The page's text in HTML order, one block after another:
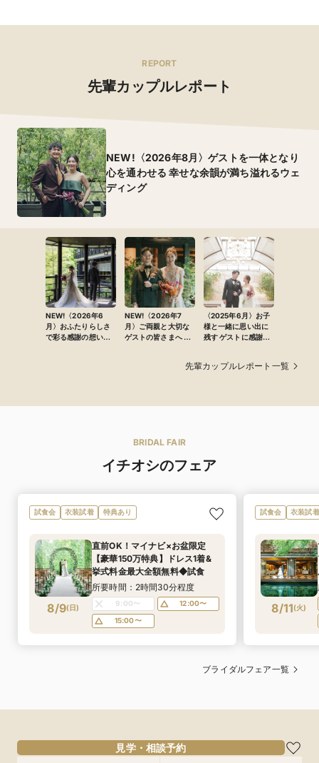
REPORT
先輩カップルレポート
NEW!〈2026年8月〉ゲストを一体となり
心を通わせる 幸せな余韻が満ち溢れるウェ
ディング
NEW!〈2026年6
月〉おふたりらしさ
で彩る感謝の想いと
NEW!〈2026年7
月〉ご両親と大切な
ゲストの皆さまへ 心
〈2025年6月〉お子
様と一緒に思い出に
残す ゲストに感謝を
先輩カップルレポート一覧
BRIDAL FAIR
イチオシのフェア
試食会 衣装試着 特典あり
8/9(日)
直前OK！マイナビ×お盆限定
【豪華150万特典】ドレス1着&
挙式料金最大全額無料◆試食
所要時間：2時間30分程度
9:00〜
12:00〜
15:00〜
試食会 衣装試着
8/11(火)
ブライダルフェア一覧
見学・相談予約